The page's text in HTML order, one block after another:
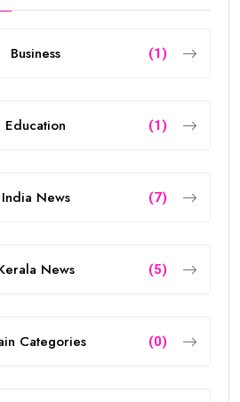
Business (1)
Education (1)
India News (7)
News (5)
Categories (0)